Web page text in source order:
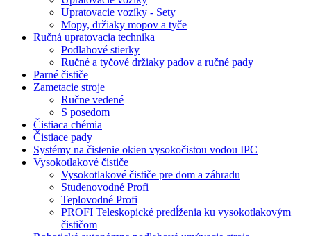
Upratovacie vozíky - Sety
Mopy, držiaky mopov a tyče
Ručná upratovacia technika
Podlahové stierky
Ručné a tyčové držiaky padov a ručné pady
Parné čističe
Zametacie stroje
Ručne vedené
S posedom
Čistiaca chémia
Čistiace pady
Systémy na čistenie okien vysokočistou vodou IPC
Vysokotlakové čističe
Vysokotlakové čističe pre dom a záhradu
Studenovodné Profi
Teplovodné Profi
PROFI Teleskopické predĺženia ku vysokotlakovým
čističom